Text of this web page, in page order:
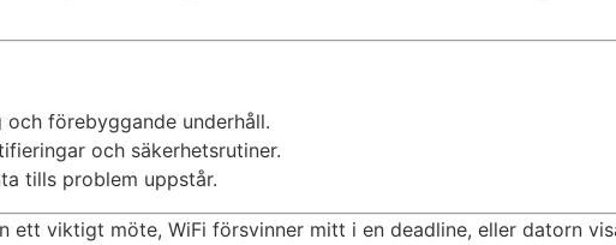
förebyggande underhåll.
och säkerhetsrutiner.
tills problem uppstår.
viktigt möte, WiFi försvinner mitt i en deadline, eller datorn